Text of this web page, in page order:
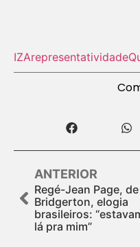
IZArepresentatividade
ANTERIOR
Regé-Jean Page, de
Bridgerton, elogia
brasileiros:
lá pra mim”